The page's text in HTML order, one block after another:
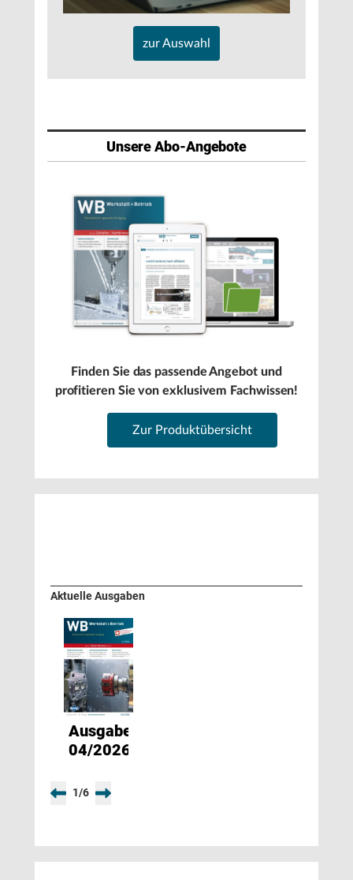
zur Auswahl
Unsere Abo-Angebote
Finden Sie das passende Angebot und
profitieren Sie von exklusivem Fachwissen!
Zur Produktübersicht
Aktuelle Ausgaben
Ausgabe
04/2026
1/6